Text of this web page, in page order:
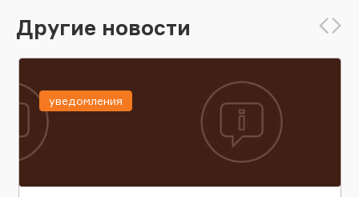
Другие новости
уведомления